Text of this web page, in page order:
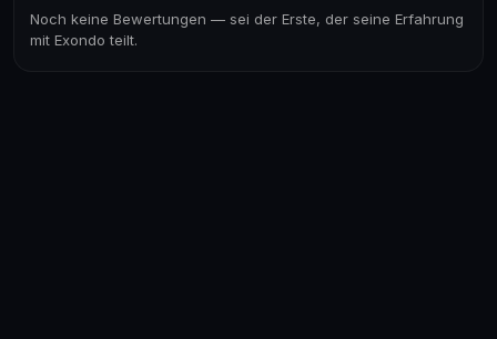
Noch keine Bewertungen — sei der Erste, der seine Erfahrung
mit Exondo teilt.